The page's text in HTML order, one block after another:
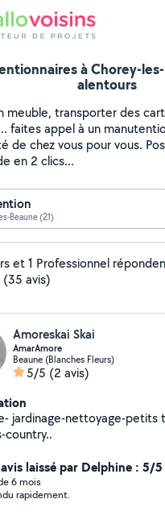
à Chorey-
alentours
meuble, transporter des
faites appel à un
de chez vous pour vous.
en 2 clics...
Beaune (21)
et 1 Professionnel
(35 avis)
Amoreskai Skai
AmarAmore
Beaune (Blanches Fleurs)
5/5 (2 avis)
jardinage-nettoyage-petits
country..
laissé par Delphine : 5/5
6 mois
rapidement.